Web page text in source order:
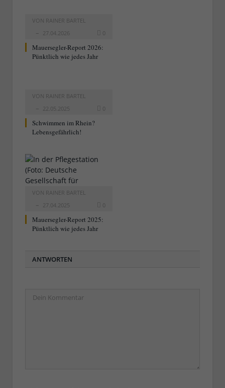
VON RAINER BARTEL
27.04.2026
0
Mauersegler-Report 2026:
Pünktlich wie jedes Jahr
VON RAINER BARTEL
22.05.2025
0
Schwimmen im Rhein?
Lebensgefährlich!
VON RAINER BARTEL
27.04.2025
0
Mauersegler-Report 2025:
Pünktlich wie jedes Jahr
ANTWORTEN